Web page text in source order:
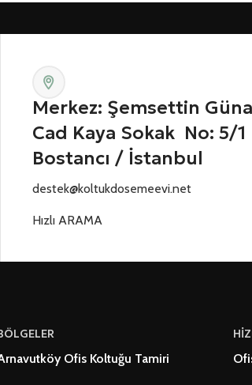
Merkez: Şemsettin
Cad Kaya Sokak No: 5/1
Bostancı / İstanbul
destek@koltukdosemeevi.net
Hızlı ARAMA
Ofis Koltuğu Tamiri